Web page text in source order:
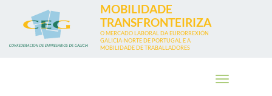
contido
principal
MOBILIDADE
TRANSFRONTEIRIZA
O MERCADO LABORAL DA EURORREXIÓN
GALICIA-NORTE DE PORTUGAL E A
MOBILIDADE DE TRABALLADORES
Toggle